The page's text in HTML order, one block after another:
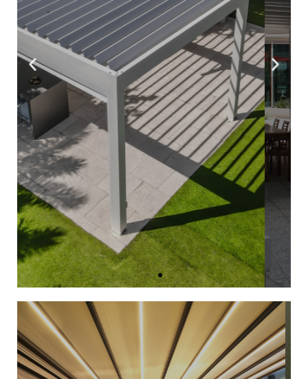
Fabricamos cubrimientos para la protección
solar de todo tipo y diferentes usos
domésticos y comerciales, los cuales
cuentan con un diseño a la medida
pensando en las necesidades del cliente
Conoce más